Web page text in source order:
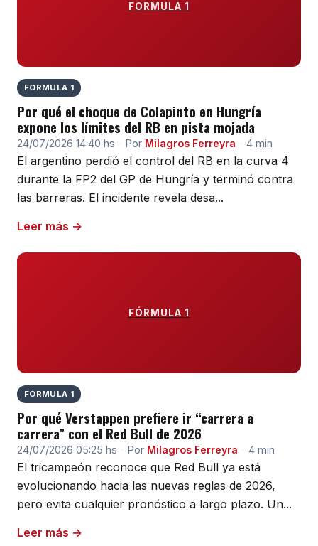
FORMULA 1
FORMULA 1
Por qué el choque de Colapinto en Hungría
expone los límites del RB en pista mojada
24/07/2026 14:40 hs · Por Milagros Ferreyra · 4 min
El argentino perdió el control del RB en la curva 4
durante la FP2 del GP de Hungría y terminó contra
las barreras. El incidente revela desa...
Leer más →
FÓRMULA 1
FÓRMULA 1
Por qué Verstappen prefiere ir “carrera a
carrera” con el Red Bull de 2026
24/07/2026 05:25 hs · Por Milagros Ferreyra · 4 min
El tricampeón reconoce que Red Bull ya está
evolucionando hacia las nuevas reglas de 2026,
pero evita cualquier pronóstico a largo plazo. Un...
Leer más →